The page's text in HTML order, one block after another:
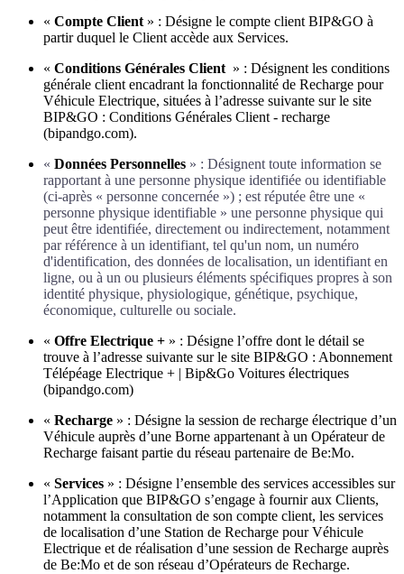
« Compte Client » : Désigne le compte client BIP&GO à
partir duquel le Client accède aux Services.
« Conditions Générales Client » : Désignent les conditions
générale client encadrant la fonctionnalité de Recharge pour
Véhicule Electrique, situées à l’adresse suivante sur le site
BIP&GO : Conditions Générales Client - recharge
(bipandgo.com).
« Données Personnelles » : Désignent toute information se
rapportant à une personne physique identifiée ou identifiable
(ci-après « personne concernée ») ; est réputée être une «
personne physique identifiable » une personne physique qui
peut être identifiée, directement ou indirectement, notamment
par référence à un identifiant, tel qu'un nom, un numéro
d'identification, des données de localisation, un identifiant en
ligne, ou à un ou plusieurs éléments spécifiques propres à son
identité physique, physiologique, génétique, psychique,
économique, culturelle ou sociale.
« Offre Electrique + » : Désigne l’offre dont le détail se
trouve à l’adresse suivante sur le site BIP&GO : Abonnement
Télépéage Electrique + | Bip&Go Voitures électriques
(bipandgo.com)
« Recharge » : Désigne la session de recharge électrique d’un
Véhicule auprès d’une Borne appartenant à un Opérateur de
Recharge faisant partie du réseau partenaire de Be:Mo.
« Services » : Désigne l’ensemble des services accessibles sur
l’Application que BIP&GO s’engage à fournir aux Clients,
notamment la consultation de son compte client, les services
de localisation d’une Station de Recharge pour Véhicule
Electrique et de réalisation d’une session de Recharge auprès
de Be:Mo et de son réseau d’Opérateurs de Recharge.